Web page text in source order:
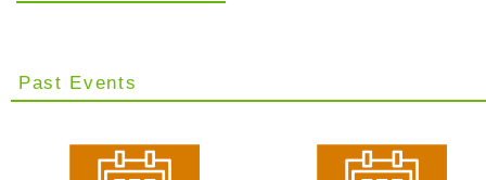
Past Events